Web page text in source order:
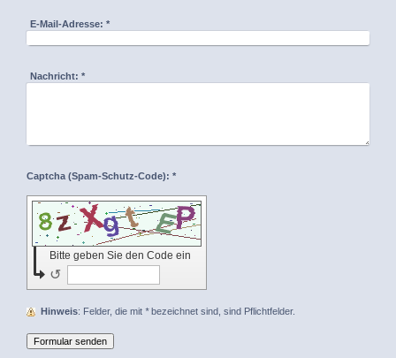
E-Mail-Adresse: *
Nachricht: *
Captcha (Spam-Schutz-Code): *
Bitte geben Sie den Code ein
↺
Hinweis : Felder, die mit *bezeichnet sind, sind Pflichtfelder.